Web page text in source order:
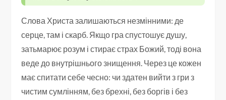
Слова Христа залишаються незмінними: де
серце, там і скарб. Якщо гра спустошує душу,
затьмарює розум і стирає страх Божий, тоді вона
веде до внутрішнього знищення. Через це кожен
має спитати себе чесно: чи здатен вийти з гри з
чистим сумлінням, без брехні, без боргів і без